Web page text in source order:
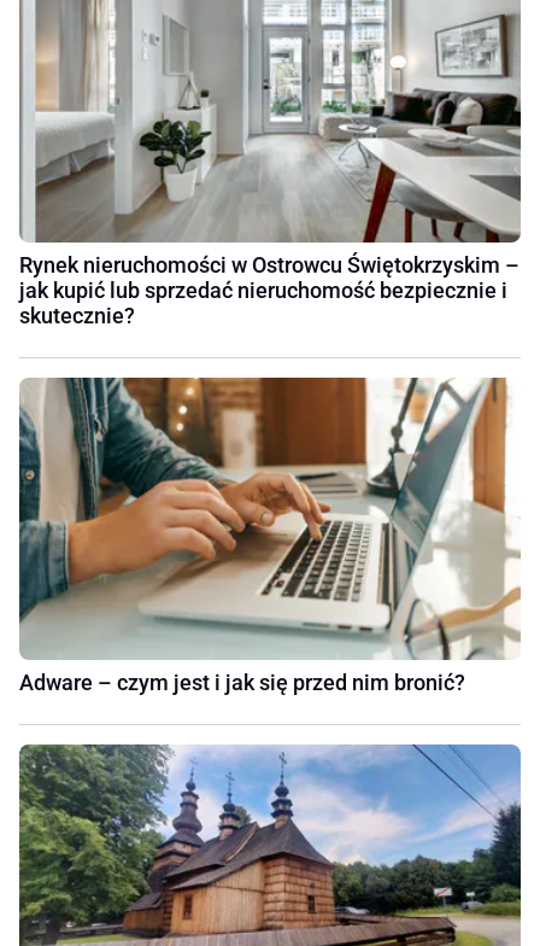
Rynek nieruchomości w Ostrowcu Świętokrzyskim –
jak kupić lub sprzedać nieruchomość bezpiecznie i
skutecznie?
Adware – czym jest i jak się przed nim bronić?